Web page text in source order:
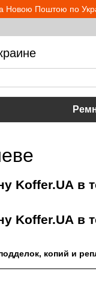
Новою Поштою по
Koffer.UA
Koffer.UA в
копий и